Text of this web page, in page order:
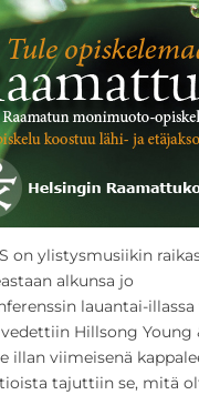
on ylistysmusiikin
alkunsa jo
lauantai-illassa
vedettiin Hillsong Young
illan viimeisenä
tajuttiin se, mitä